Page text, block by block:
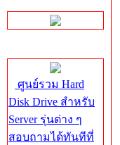
ศูนย์รวม Hard
Disk Drive สำหรับ
Server รุ่นต่าง ๆ
สอบถามได้ทันทีที่